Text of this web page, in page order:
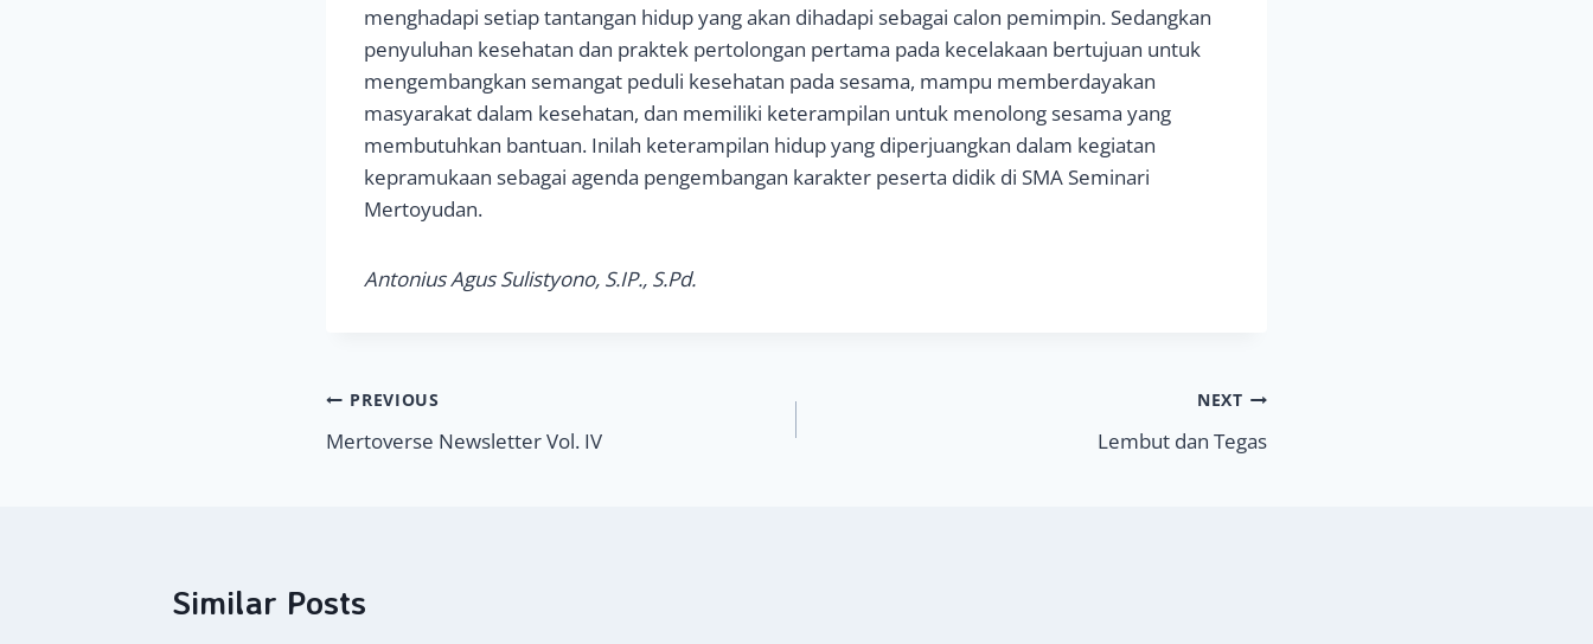
menghadapi setiap tantangan hidup yang akan dihadapi sebagai calon pemimpin. Sedangkan
penyuluhan kesehatan dan praktek pertolongan pertama pada kecelakaan bertujuan untuk
mengembangkan semangat peduli kesehatan pada sesama, mampu memberdayakan
masyarakat dalam kesehatan, dan memiliki keterampilan untuk menolong sesama yang
membutuhkan bantuan. Inilah keterampilan hidup yang diperjuangkan dalam kegiatan
kepramukaan sebagai agenda pengembangan karakter peserta didik di SMA Seminari
Mertoyudan.
Antonius Agus Sulistyono, S.IP., S.Pd.
Navigasi
pos
PREVIOUS
Mertoverse Newsletter Vol. IV
NEXT
Lembut dan Tegas
Similar Posts